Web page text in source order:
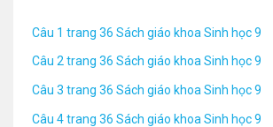
Câu 1 trang 36 Sách giáo khoa Sinh học 9
Câu 2 trang 36 Sách giáo khoa Sinh học 9
Câu 3 trang 36 Sách giáo khoa Sinh học 9
Câu 4 trang 36 Sách giáo khoa Sinh học 9